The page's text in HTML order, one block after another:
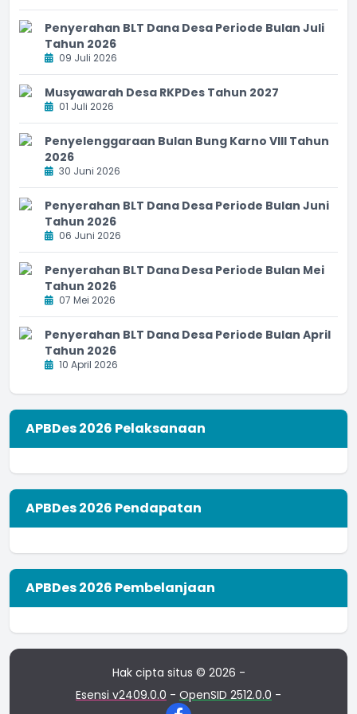
Penyerahan BLT Dana Desa Periode Bulan Juli
Tahun 2026
09 Juli 2026
Musyawarah Desa RKPDes Tahun 2027
01 Juli 2026
Penyelenggaraan Bulan Bung Karno VIII Tahun
2026
30 Juni 2026
Penyerahan BLT Dana Desa Periode Bulan Juni
Tahun 2026
06 Juni 2026
Penyerahan BLT Dana Desa Periode Bulan Mei
Tahun 2026
07 Mei 2026
Penyerahan BLT Dana Desa Periode Bulan April
Tahun 2026
10 April 2026
APBDes 2026 Pelaksanaan
APBDes 2026 Pendapatan
APBDes 2026 Pembelanjaan
Hak cipta situs © 2026 -
Esensi v2409.0.0 - OpenSID 2512.0.0 -